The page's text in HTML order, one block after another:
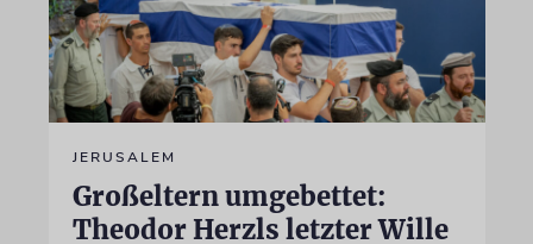
JERUSALEM
Großeltern umgebettet:
Theodor Herzls letzter Wille